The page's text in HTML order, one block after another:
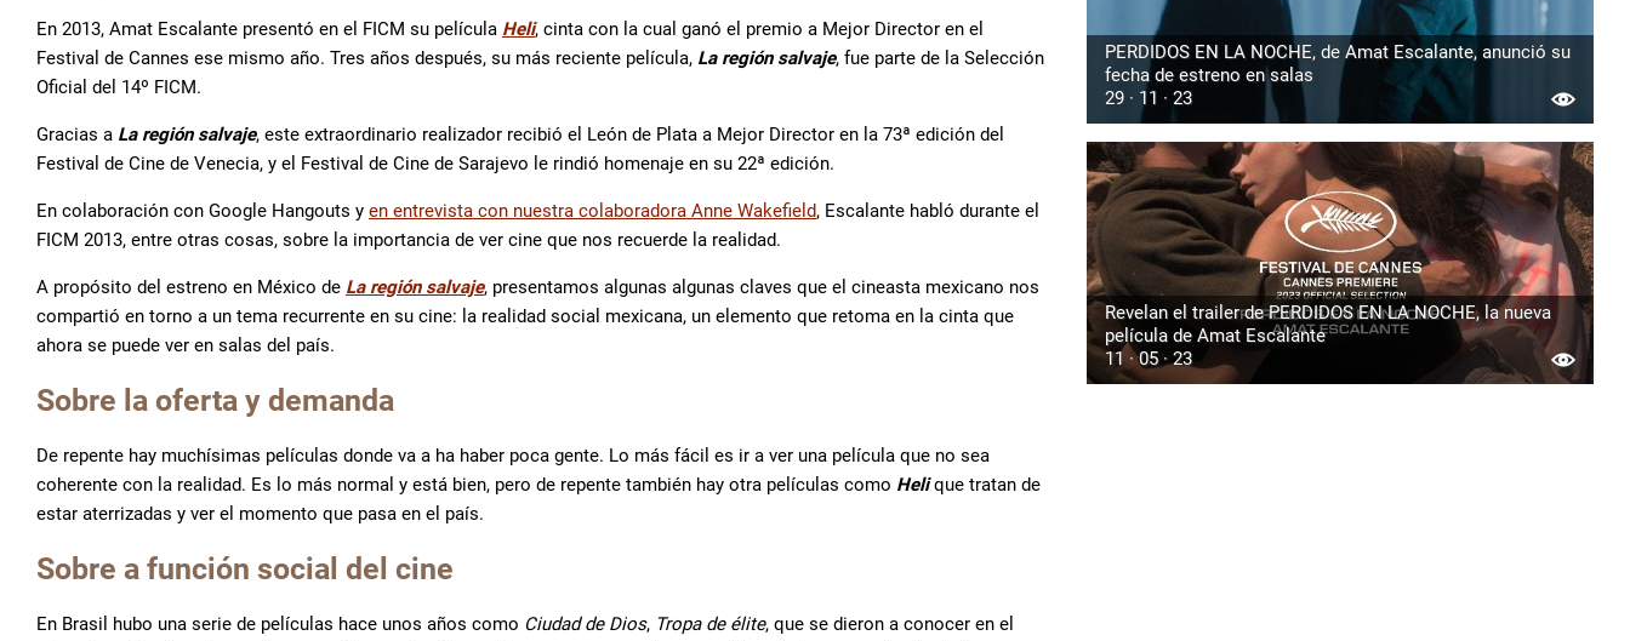
En 2013, Amat Escalante presentó en el FICM su película Heli, cinta con la cual ganó el premio a Mejor Director en el
Festival de Cannes ese mismo año. Tres años después, su más reciente película, La región salvaje, fue parte de la Selección
Oficial del 14º FICM.
Gracias a La región salvaje, este extraordinario realizador recibió el León de Plata a Mejor Director en la 73ª edición del
Festival de Cine de Venecia, y el Festival de Cine de Sarajevo le rindió homenaje en su 22ª edición.
En colaboración con Google Hangouts y en entrevista con nuestra colaboradora Anne Wakefield, Escalante habló durante el
FICM 2013, entre otras cosas, sobre la importancia de ver cine que nos recuerde la realidad.
A propósito del estreno en México de La región salvaje, presentamos algunas algunas claves que el cineasta mexicano nos
compartió en torno a un tema recurrente en su cine: la realidad social mexicana, un elemento que retoma en la cinta que
ahora se puede ver en salas del país.
Sobre la oferta y demanda
De repente hay muchísimas películas donde va a ha haber poca gente. Lo más fácil es ir a ver una película que no sea
coherente con la realidad. Es lo más normal y está bien, pero de repente también hay otra películas como Helique tratan de
estar aterrizadas y ver el momento que pasa en el país.
Sobre a función social del cine
En Brasil hubo una serie de películas hace unos años como Ciudad de Dios, Tropa de élite, que se dieron a conocer en el
PERDIDOS EN LA NOCHE, de Amat Escalante, anunció su
fecha de estreno en salas
29 · 11 · 23
Revelan el trailer de PERDIDOS EN LA NOCHE, la nueva
película de Amat Escalante
11 · 05 · 23